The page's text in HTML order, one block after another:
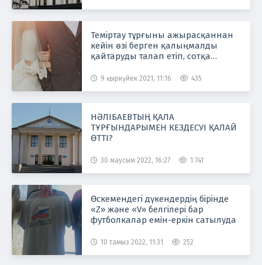
Теміртау тұрғыны ажырасқаннан
кейін өзі берген қалыңмалды
қайтаруды талап етіп, сотқа
9 қыркүйек 2021, 11:16 435
НӘЛІБАЕВТЫҢ ҚАЛА
ТҰРҒЫНДАРЫМЕН КЕЗДЕСУІ ҚАЛАЙ
ӨТТІ?
30 маусым 2022, 16:27 1 741
Өскемендегі дүкендердің бірінде
«Z» және «V» белгілері бар
футболкалар емін-еркін сатылуда
10 тамыз 2022, 11:31 252